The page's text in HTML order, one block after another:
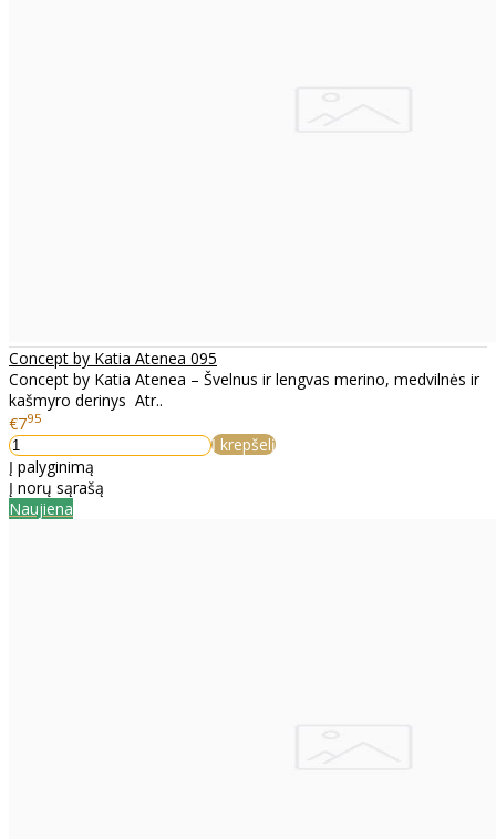
Concept by Katia Atenea 095
Concept by Katia Atenea – Švelnus ir lengvas merino, medvilnės ir
kašmyro derinys Atr..
€795
Į krepšelį
Į palyginimą
Į norų sąrašą
Naujiena